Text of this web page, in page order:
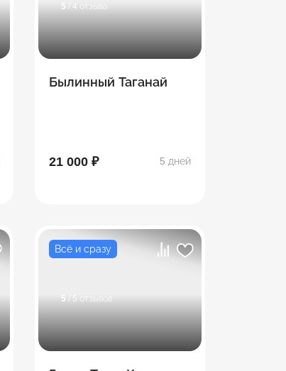
5 / 4 отзыва
Былинный Таганай
21 000 ₽ 5 дней
Всё и сразу
5 / 5 отзывов